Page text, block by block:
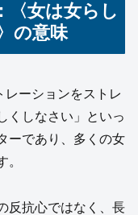
〈女は女らし
の意味
ーションをストレ
くしなさい」といっ
ーであり、多くの女
。
反抗心ではなく、長